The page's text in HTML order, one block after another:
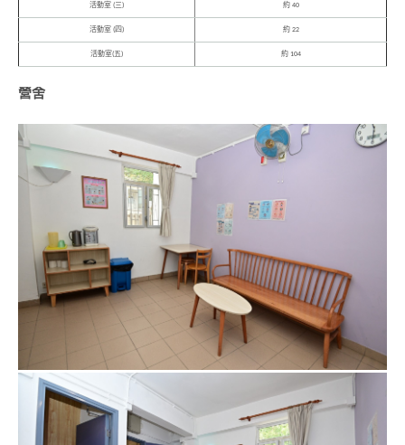
活動室 (三) 約 40
活動室 (四) 約 22
活動室(五) 約 104
營舍